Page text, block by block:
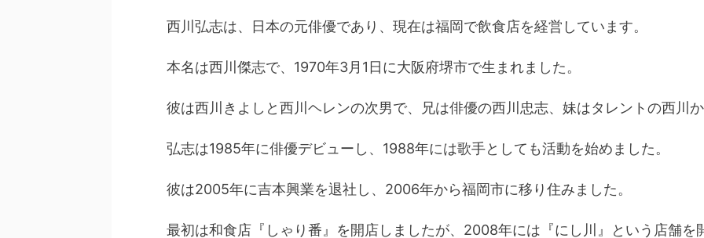
西川弘志は、日本の元俳優であり、現在は福岡で飲食店を経営しています。
本名は西川傑志で、1970年3月1日に大阪府堺市で生まれました。
彼は西川きよしと西川ヘレンの次男で、兄は俳優の西川忠志、妹はタレントの西川
弘志は1985年に俳優デビューし、1988年には歌手としても活動を始めました。
彼は2005年に吉本興業を退社し、2006年から福岡市に移り住みました。
最初は和食店『しゃり番』を開店しましたが、2008年には『にし川』という店舗を